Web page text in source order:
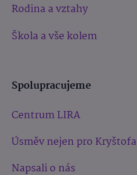
Rodina a vztahy
Škola a vše kolem
Spolupracujeme
Centrum LIRA
Úsměv nejen pro Kryštofa
Napsali o nás